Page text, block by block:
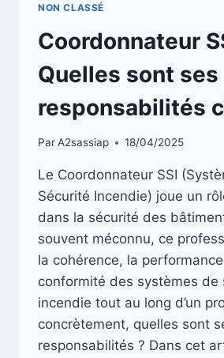
NON CLASSÉ
Coordonnateur
Quelles sont ses
responsabilités
Par A2sassiap 18/04/2025
Le Coordonnateur SSI
Sécurité Incendie) joue un
dans la sécurité des
souvent méconnu, ce
la cohérence, la
conformité des systèmes de
incendie tout au long d’un
concrètement, quelles sont
responsabilités ? Dans cet